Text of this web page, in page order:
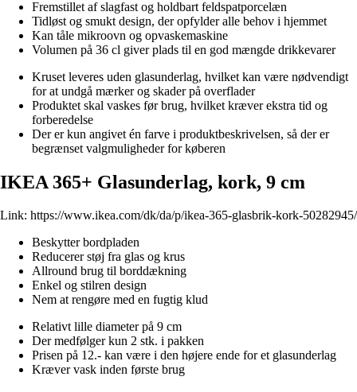
Fremstillet af slagfast og holdbart feldspatporcelæn
Tidløst og smukt design, der opfylder alle behov i hjemmet
Kan tåle mikroovn og opvaskemaskine
Volumen på 36 cl giver plads til en god mængde drikkevarer
Kruset leveres uden glasunderlag, hvilket kan være nødvendigt
for at undgå mærker og skader på overflader
Produktet skal vaskes før brug, hvilket kræver ekstra tid og
forberedelse
Der er kun angivet én farve i produktbeskrivelsen, så der er
begrænset valgmuligheder for køberen
IKEA 365+ Glasunderlag, kork, 9 cm
Link: https://www.ikea.com/dk/da/p/ikea-365-glasbrik-kork-50282945/
Beskytter bordpladen
Reducerer støj fra glas og krus
Allround brug til borddækning
Enkel og stilren design
Nem at rengøre med en fugtig klud
Relativt lille diameter på 9 cm
Der medfølger kun 2 stk. i pakken
Prisen på 12.- kan være i den højere ende for et glasunderlag
Kræver vask inden første brug